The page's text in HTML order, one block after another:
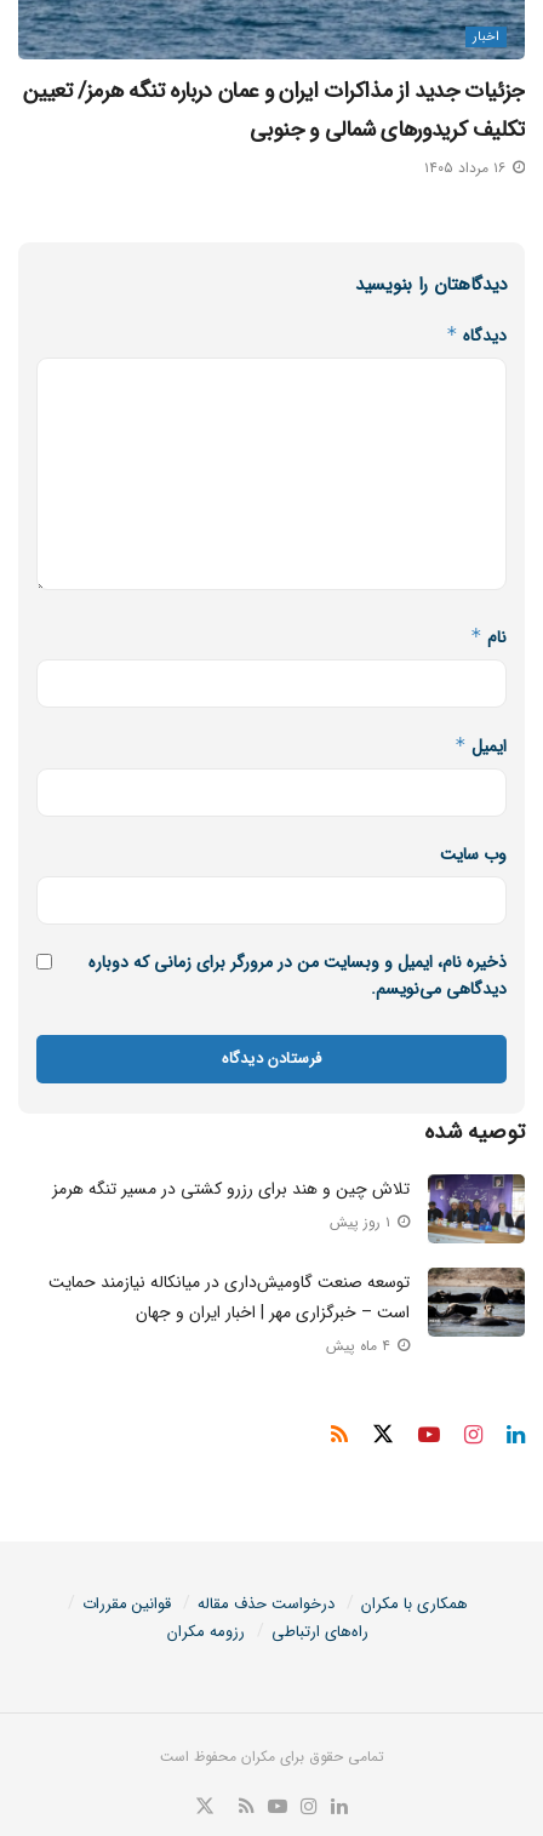
اخبار
جزئیات جدید از مذاکرات ایران و عمان درباره تنگه هرمز/ تعیین
تکلیف کریدورهای شمالی و جنوبی
دیدگاهتان را بنویسید
دیدگاه *
نام *
ایمیل *
وب‌ سایت
ذخیره نام، ایمیل و وبسایت من در مرورگر برای زمانی که دوباره
دیدگاهی می‌نویسم.
توصیه شده
تلاش چین و هند برای رزرو کشتی در مسیر تنگه هرمز
توسعه صنعت گاومیش‌داری در میانکاله نیازمند حمایت
است – خبرگزاری مهر | اخبار ایران و جهان
همکاری با مکران درخواست حذف مقاله
قوانین مقررات
راه‌های ارتباطی
رزومه مکران
تمامی حقوق برای مکران محفوظ است